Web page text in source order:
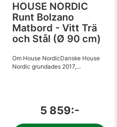
HOUSE NORDIC
Runt Bolzano
Matbord - Vitt Trä
och Stål (Ø 90 cm)
Om House NordicDanske House
Nordic grundades 2017,...
5 859:-